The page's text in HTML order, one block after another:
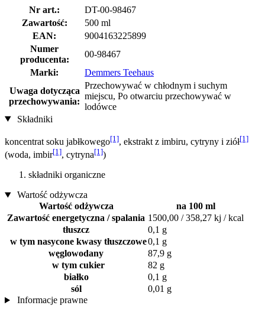
Nr art.:
DT-00-98467
Zawartość:
500 ml
EAN:
9004163225899
Numer
producenta:
00-98467
Marki:
Demmers Teehaus
Uwaga dotycząca
przechowywania:
Przechowywać w chłodnym i suchym
miejscu, Po otwarciu przechowywać w
lodówce
Składniki
koncentrat soku jabłkowego[1], ekstrakt z imbiru, cytryny i ziół[1]
(woda, imbir[1], cytryna[1])
składniki organiczne
Wartość odżywcza
Wartość odżywcza
na 100 ml
Zawartość energetyczna / spalania 1500,00 / 358,27 kj / kcal
tłuszcz
0,1 g
w tym nasycone kwasy tłuszczowe0,1 g
węglowodany
87,9 g
w tym cukier
82 g
białko
0,1 g
sól
0,01 g
Informacje prawne